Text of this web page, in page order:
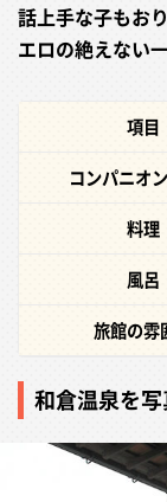
話上手な子もお
エロの絶えない
項目
コンパニオ
料理
風呂
旅館の雰
和倉温泉を